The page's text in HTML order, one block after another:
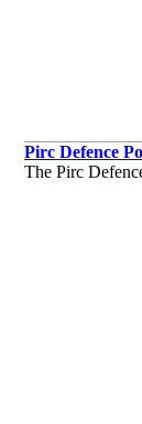
Pirc Defence
The Pirc